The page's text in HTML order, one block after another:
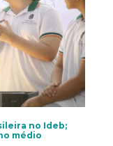
no Ideb;
médio